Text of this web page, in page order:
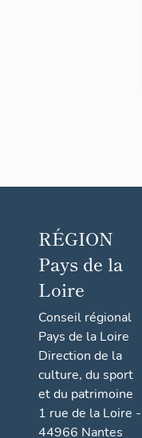
RÉGION
Pays de la
Loire
Conseil régional
Pays de la Loire
Direction de la
culture, du sport
et du patrimoine
1 rue de la Loire -
44966 Nantes